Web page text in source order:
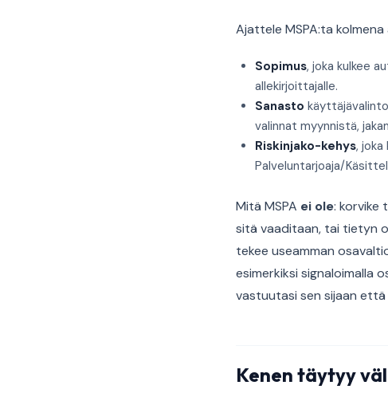
Ajattele MSPA:ta
Sopimus, joka kulkee
allekirjoittajalle.
Sanasto
valinnat myynnistä,
Riskinjako-kehys,
Palveluntarjoaja/
Mitä MSPA ei ole: korvike
sitä vaaditaan, tai tietyn
tekee useamman
esimerkiksi signaloimalla
vastuutasi sen sijaan
Kenen täytyy